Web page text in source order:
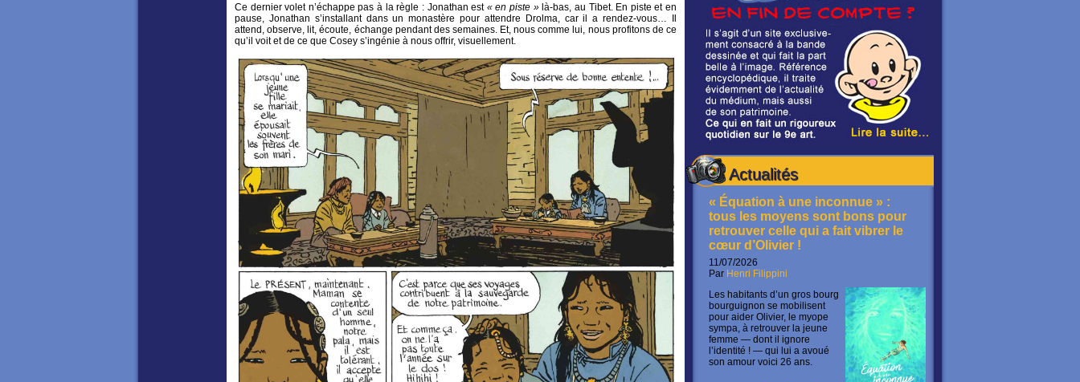
Actualités
« Équation à une inconnue » :
tous les moyens sont bons pour
retrouver celle qui a fait vibrer le
cœur d’Olivier !
11/07/2026
Par Henri Filippini
Les habitants d’un gros bourg
bourguignon se mobilisent
pour aider Olivier, le myope
sympa, à retrouver la jeune
femme — dont il ignore
l’identité ! — qui lui a avoué
son amour voici 26 ans.
Ce dernier volet n’échappe pas à la règle : Jonathan est « en piste »là-bas, au Tibet. En piste et en
pause, Jonathan s’installant dans un monastère pour attendre Drolma, car il a rendez-vous… Il
attend, observe, lit, écoute, échange pendant des semaines. Et, nous comme lui, nous profitons de ce
qu’il voit et de ce que Cosey s’ingénie à nous offrir, visuellement.